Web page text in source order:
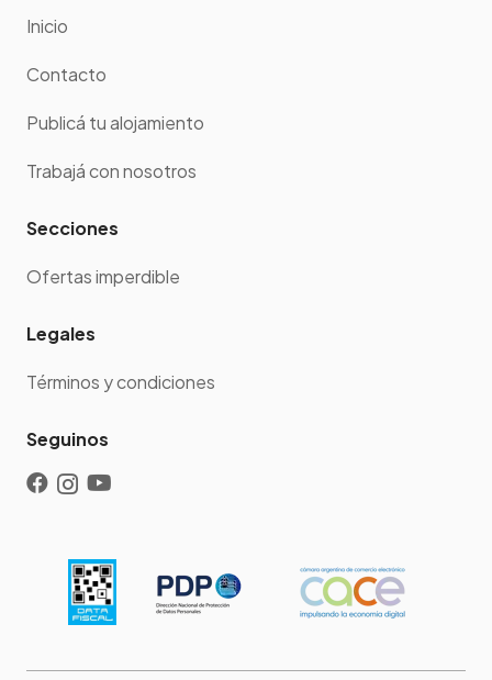
Inicio
Contacto
Publicá tu alojamiento
Trabajá con nosotros
Secciones
Ofertas imperdible
Legales
Términos y condiciones
Seguinos